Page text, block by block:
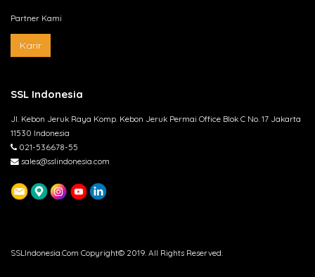
Partner Kami
Karir
SSL Indonesia
Jl. Kebon Jeruk Raya Komp. Kebon Jeruk Permai Office Blok C No. 17 Jakarta
11530 Indonesia
021-536678-55
sales@sslindonesia.com
SSLIndonesia.Com Copyright© 2019. All Rights Reserved.